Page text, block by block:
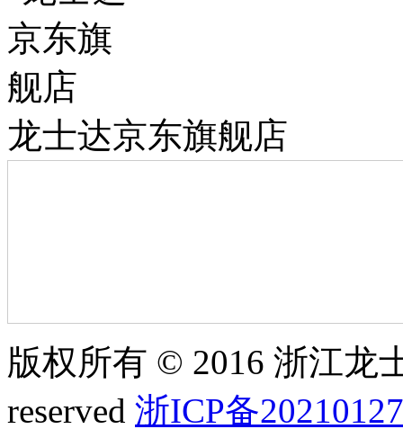
龙士达京东旗舰店
版权所有 © 2016 浙江龙
reserved 浙ICP备